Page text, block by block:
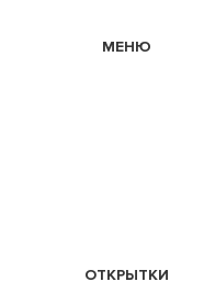
МЕНЮ
ОТКРЫТКИ